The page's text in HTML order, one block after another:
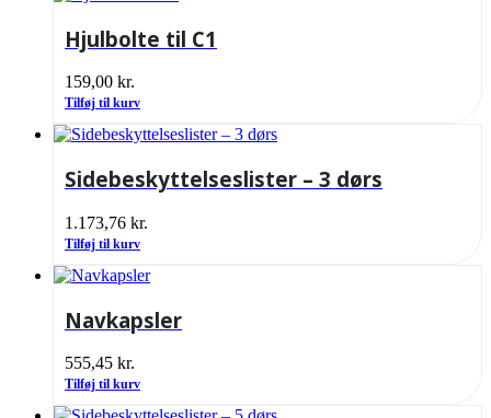
Hjulbolte til C1
159,00 kr.
Tilføj til kurv
Sidebeskyttelseslister – 3 dørs
1.173,76 kr.
Tilføj til kurv
Navkapsler
555,45 kr.
Tilføj til kurv